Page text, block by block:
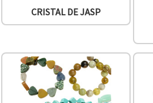
CRISTAL DE JASP